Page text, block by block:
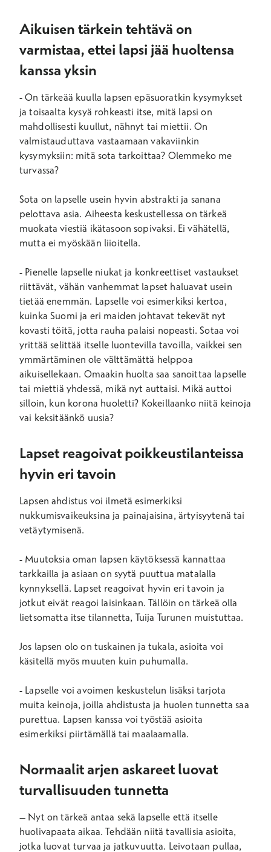
Aikuisen tärkein tehtävä on
varmistaa, ettei lapsi jää huoltensa
kanssa yksin
- On tärkeää kuulla lapsen epäsuoratkin kysymykset
ja toisaalta kysyä rohkeasti itse, mitä lapsi on
mahdollisesti kuullut, nähnyt tai miettii. On
valmistauduttava vastaamaan vakaviinkin
kysymyksiin: mitä sota tarkoittaa? Olemmeko me
turvassa?
Sota on lapselle usein hyvin abstrakti ja sanana
pelottava asia. Aiheesta keskustellessa on tärkeä
muokata viestiä ikätasoon sopivaksi. Ei vähätellä,
mutta ei myöskään liioitella.
- Pienelle lapselle niukat ja konkreettiset vastaukset
riittävät, vähän vanhemmat lapset haluavat usein
tietää enemmän. Lapselle voi esimerkiksi kertoa,
kuinka Suomi ja eri maiden johtavat tekevät nyt
kovasti töitä, jotta rauha palaisi nopeasti. Sotaa voi
yrittää selittää itselle luontevilla tavoilla, vaikkei sen
ymmärtäminen ole välttämättä helppoa
aikuisellekaan. Omaakin huolta saa sanoittaa lapselle
tai miettiä yhdessä, mikä nyt auttaisi. Mikä auttoi
silloin, kun korona huoletti? Kokeillaanko niitä keinoja
vai keksitäänkö uusia?
Lapset reagoivat poikkeustilanteissa
hyvin eri tavoin
Lapsen ahdistus voi ilmetä esimerkiksi
nukkumisvaikeuksina ja painajaisina, ärtyisyytenä tai
vetäytymisenä.
- Muutoksia oman lapsen käytöksessä kannattaa
tarkkailla ja asiaan on syytä puuttua matalalla
kynnyksellä. Lapset reagoivat hyvin eri tavoin ja
jotkut eivät reagoi laisinkaan. Tällöin on tärkeä olla
lietsomatta itse tilannetta, Tuija Turunen muistuttaa.
Jos lapsen olo on tuskainen ja tukala, asioita voi
käsitellä myös muuten kuin puhumalla.
- Lapselle voi avoimen keskustelun lisäksi tarjota
muita keinoja, joilla ahdistusta ja huolen tunnetta saa
purettua. Lapsen kanssa voi työstää asioita
esimerkiksi piirtämällä tai maalaamalla.
Normaalit arjen askareet luovat
turvallisuuden tunnetta
– Nyt on tärkeä antaa sekä lapselle että itselle
huolivapaata aikaa. Tehdään niitä tavallisia asioita,
jotka luovat turvaa ja jatkuvuutta. Leivotaan pullaa,